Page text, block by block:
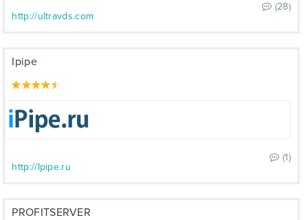
(28)
http://ultravds.com
Ipipe
(1)
http://Ipipe.ru
PROFITSERVER